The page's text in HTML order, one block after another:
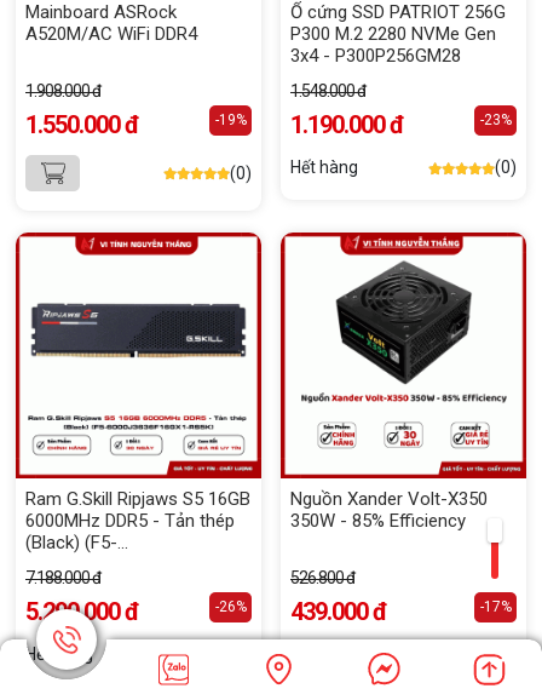
Mainboard ASRock
A520M/AC WiFi DDR4
1.908.000 đ
1.550.000 đ -19%
(0)
Ổ cứng SSD PATRIOT 256G
P300 M.2 2280 NVMe Gen
3x4 - P300P256GM28
1.548.000 đ
1.190.000 đ -23%
Hết hàng (0)
Ram G.Skill Ripjaws S5 16GB
6000MHz DDR5 - Tản thép
(Black) (F5-
7.188.000 đ
5.290.000 đ -26%
Hết hàng
Nguồn Xander Volt-X350
350W - 85% Efficiency
526.800 đ
439.000 đ -17%
(0)